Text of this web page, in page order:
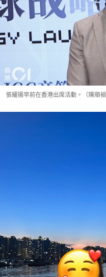
張耀揚早前在香港出席活動。（陳順禎